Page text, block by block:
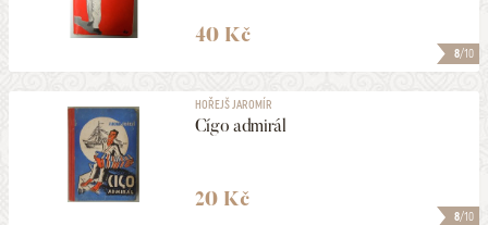
8/10
40 Kč
8/10
HOŘEJŠ JAROMÍR
Cígo admirál
20 Kč